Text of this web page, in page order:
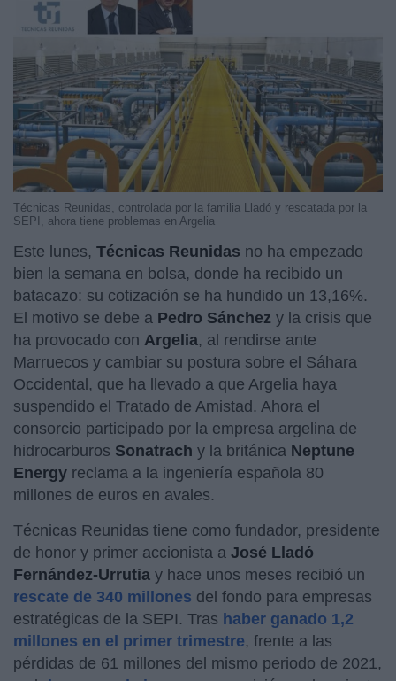
Técnicas Reunidas, controlada por la familia Lladó y rescatada por la
SEPI, ahora tiene problemas en Argelia
Este lunes, Técnicas Reunidas no ha empezado
bien la semana en bolsa, donde ha recibido un
batacazo: su cotización se ha hundido un 13,16%.
El motivo se debe a Pedro Sánchez y la crisis que
ha provocado con Argelia, al rendirse ante
Marruecos y cambiar su postura sobre el Sáhara
Occidental, que ha llevado a que Argelia haya
suspendido el Tratado de Amistad. Ahora el
consorcio participado por la empresa argelina de
hidrocarburos Sonatrach y la británica Neptune
Energy reclama a la ingeniería española 80
millones de euros en avales.
Técnicas Reunidas tiene como fundador, presidente
de honor y primer accionista a José Lladó
Fernández-Urrutia y hace unos meses recibió un
rescate de 340 millones del fondo para empresas
estratégicas de la SEPI. Tras haber ganado 1,2
millones en el primer trimestre, frente a las
pérdidas de 61 millones del mismo periodo de 2021,